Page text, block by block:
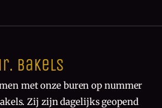
Bakels
met onze buren op nummer
Zij zijn dagelijks geopend